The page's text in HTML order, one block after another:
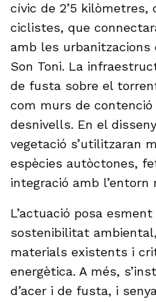
cívic de 2’5
ciclistes, que
amb les urbanitzacions
Son Toni. La
de fusta sobre el
com murs de contenció
desnivells. En el
vegetació s’utilitzaran
espècies autòctones,
integració amb l’entorn
L’actuació posa
sostenibilitat
materials existents i
energètica. A més,
d’acer i de fusta, i